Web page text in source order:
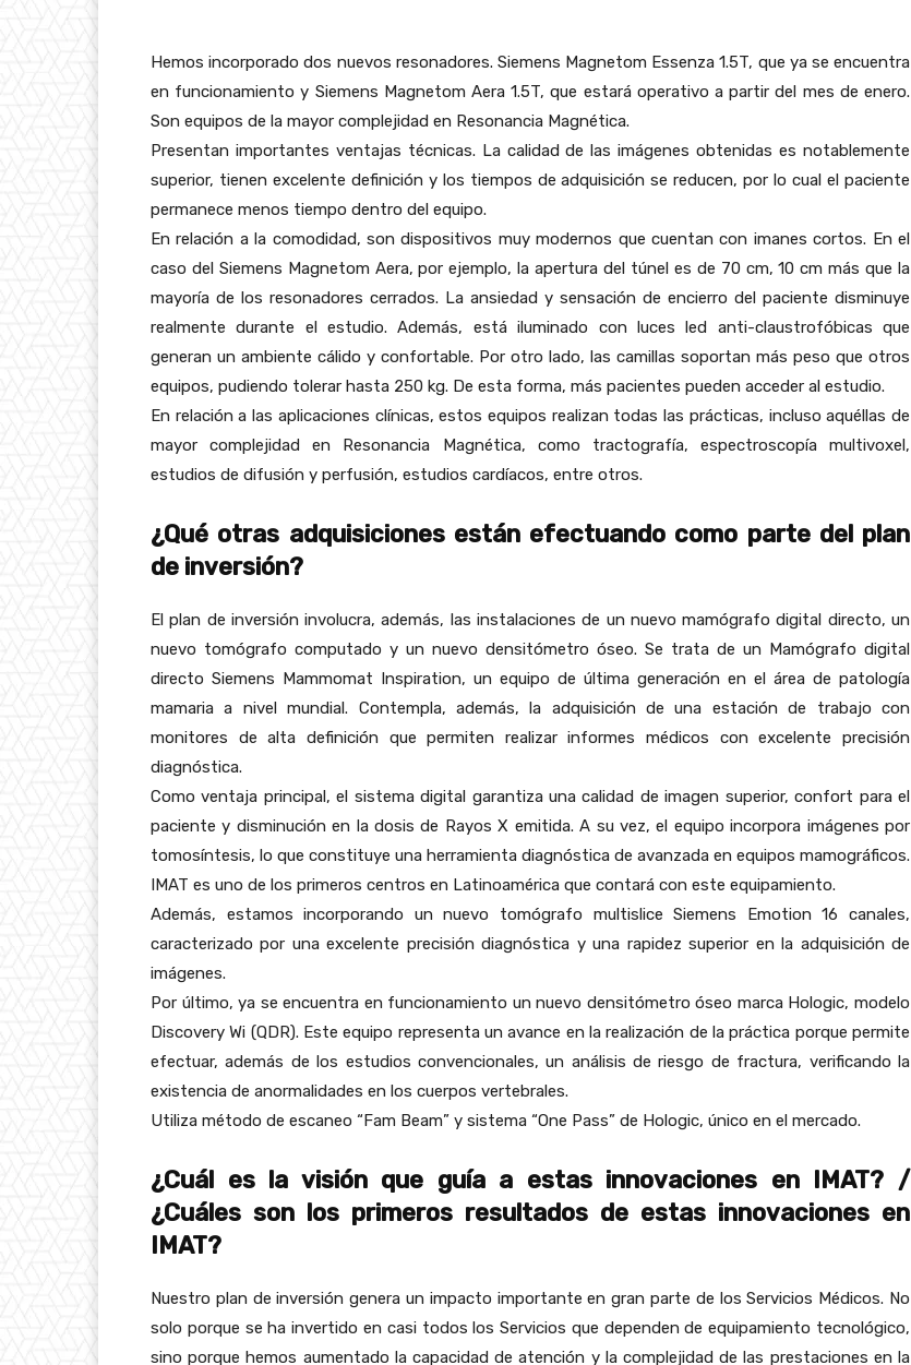
Hemos incorporado dos nuevos resonadores. Siemens Magnetom Essenza 1.5T, que ya se encuentra
en funcionamiento y Siemens Magnetom Aera 1.5T, que estará operativo a partir del mes de enero.
Son equipos de la mayor complejidad en Resonancia Magnética.
Presentan importantes ventajas técnicas. La calidad de las imágenes obtenidas es notablemente
superior, tienen excelente definición y los tiempos de adquisición se reducen, por lo cual el paciente
permanece menos tiempo dentro del equipo.
En relación a la comodidad, son dispositivos muy modernos que cuentan con imanes cortos. En el
caso del Siemens Magnetom Aera, por ejemplo, la apertura del túnel es de 70 cm, 10 cm más que la
mayoría de los resonadores cerrados. La ansiedad y sensación de encierro del paciente disminuye
realmente durante el estudio. Además, está iluminado con luces led anti-claustrofóbicas que
generan un ambiente cálido y confortable. Por otro lado, las camillas soportan más peso que otros
equipos, pudiendo tolerar hasta 250 kg. De esta forma, más pacientes pueden acceder al estudio.
En relación a las aplicaciones clínicas, estos equipos realizan todas las prácticas, incluso aquéllas de
mayor complejidad en Resonancia Magnética, como tractografía, espectroscopía multivoxel,
estudios de difusión y perfusión, estudios cardíacos, entre otros.
¿Qué otras adquisiciones están efectuando como parte del plan
de inversión?
El plan de inversión involucra, además, las instalaciones de un nuevo mamógrafo digital directo, un
nuevo tomógrafo computado y un nuevo densitómetro óseo. Se trata de un Mamógrafo digital
directo Siemens Mammomat Inspiration, un equipo de última generación en el área de patología
mamaria a nivel mundial. Contempla, además, la adquisición de una estación de trabajo con
monitores de alta definición que permiten realizar informes médicos con excelente precisión
diagnóstica.
Como ventaja principal, el sistema digital garantiza una calidad de imagen superior, confort para el
paciente y disminución en la dosis de Rayos X emitida. A su vez, el equipo incorpora imágenes por
tomosíntesis, lo que constituye una herramienta diagnóstica de avanzada en equipos mamográficos.
IMAT es uno de los primeros centros en Latinoamérica que contará con este equipamiento.
Además, estamos incorporando un nuevo tomógrafo multislice Siemens Emotion 16 canales,
caracterizado por una excelente precisión diagnóstica y una rapidez superior en la adquisición de
imágenes.
Por último, ya se encuentra en funcionamiento un nuevo densitómetro óseo marca Hologic, modelo
Discovery Wi (QDR). Este equipo representa un avance en la realización de la práctica porque permite
efectuar, además de los estudios convencionales, un análisis de riesgo de fractura, verificando la
existencia de anormalidades en los cuerpos vertebrales.
Utiliza método de escaneo “Fam Beam” y sistema “One Pass” de Hologic, único en el mercado.
¿Cuál es la visión que guía a estas innovaciones en IMAT? /
¿Cuáles son los primeros resultados de estas innovaciones en
IMAT?
Nuestro plan de inversión genera un impacto importante en gran parte de los Servicios Médicos. No
solo porque se ha invertido en casi todos los Servicios que dependen de equipamiento tecnológico,
sino porque hemos aumentado la capacidad de atención y la complejidad de las prestaciones en la